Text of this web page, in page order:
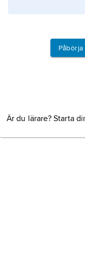
Är du lärare? Starta